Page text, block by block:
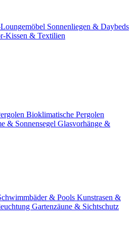
Sonnenliegen & Daybeds
Kissen & Textilien
Bioklimatische Pergolen
& Sonnensegel Glasvorhänge &
& Pools Kunstrasen &
Gartenzäune & Sichtschutz